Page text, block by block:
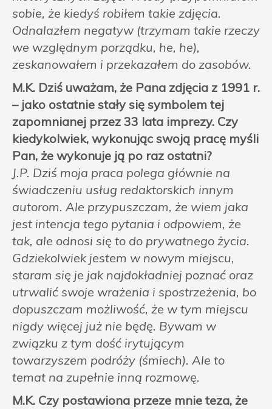
sobie, że kiedyś robiłem takie zdjęcia.
Odnalazłem negatyw (trzymam takie rzeczy
we względnym porządku, he, he),
zeskanowałem i przekazałem do zasobów.
M.K. Dziś uważam, że Pana zdjęcia z 1991 r.
– jako ostatnie stały się symbolem tej
zapomnianej przez 33 lata imprezy. Czy
kiedykolwiek, wykonując swoją pracę myśli
Pan, że wykonuje ją po raz ostatni?
J.P. Dziś moja praca polega głównie na
świadczeniu usług redaktorskich innym
autorom. Ale przypuszczam, że wiem jaka
jest intencja tego pytania i odpowiem, że
tak, ale odnosi się to do prywatnego życia.
Gdziekolwiek jestem w nowym miejscu,
staram się je jak najdokładniej poznać oraz
utrwalić swoje wrażenia i spostrzeżenia, bo
dopuszczam możliwość, że w tym miejscu
nigdy więcej już nie będę. Bywam w
związku z tym dość irytującym
towarzyszem podróży (śmiech). Ale to
temat na zupełnie inną rozmowę.
M.K. Czy postawiona przeze mnie teza, że